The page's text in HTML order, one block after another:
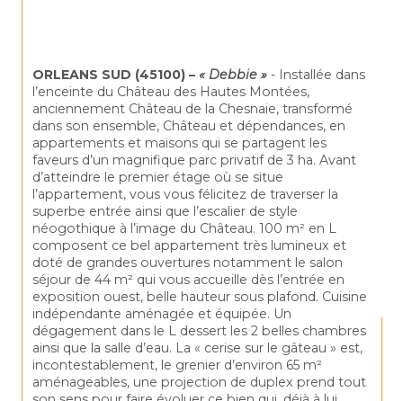
ORLEANS SUD (45100) – « Debbie » - Installée dans
l’enceinte du Château des Hautes Montées,
anciennement Château de la Chesnaie, transformé
dans son ensemble, Château et dépendances, en
appartements et maisons qui se partagent les
faveurs d’un magnifique parc privatif de 3 ha. Avant
d’atteindre le premier étage où se situe
l’appartement, vous vous félicitez de traverser la
superbe entrée ainsi que l’escalier de style
néogothique à l’image du Château. 100 m² en L
composent ce bel appartement très lumineux et
doté de grandes ouvertures notamment le salon
séjour de 44 m² qui vous accueille dès l’entrée en
exposition ouest, belle hauteur sous plafond. Cuisine
indépendante aménagée et équipée. Un
dégagement dans le L dessert les 2 belles chambres
ainsi que la salle d’eau. La « cerise sur le gâteau » est,
incontestablement, le grenier d’environ 65 m²
aménageables, une projection de duplex prend tout